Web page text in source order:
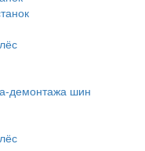
демонтажа шин